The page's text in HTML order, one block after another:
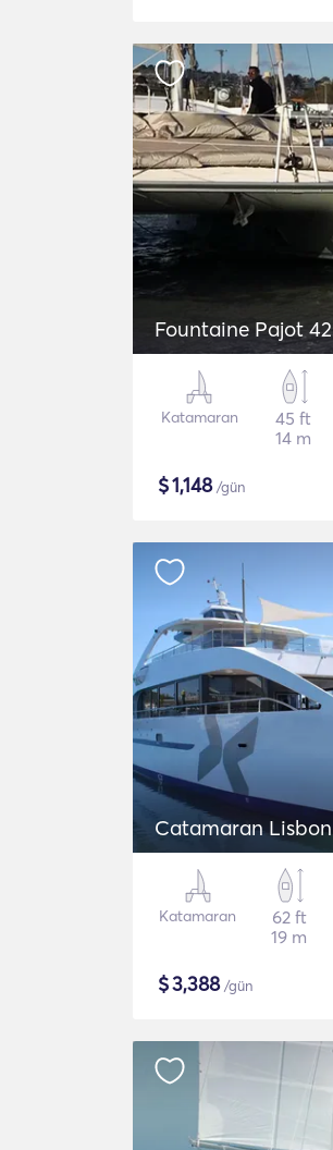
Fountaine Pajot 42
Katamaran
45 ft
14 m
$1,148/gün
Catamaran Lisbon
Katamaran
62 ft
19 m
$3,388/gün